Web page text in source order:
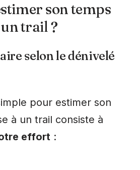
son temps
trail ?
selon le dénivelé
pour estimer son
à un trail consiste à
effort :